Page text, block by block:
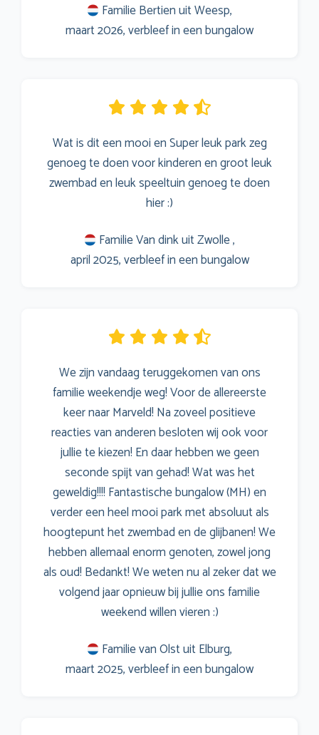
Familie Bertien uit Weesp,
maart 2026, verbleef in een bungalow
Wat is dit een mooi en Super leuk park zeg
genoeg te doen voor kinderen en groot leuk
zwembad en leuk speeltuin genoeg te doen
hier :)
Familie Van dink uit Zwolle ,
april 2025, verbleef in een bungalow
We zijn vandaag teruggekomen van ons
familie weekendje weg! Voor de allereerste
keer naar Marveld! Na zoveel positieve
reacties van anderen besloten wij ook voor
jullie te kiezen! En daar hebben we geen
seconde spijt van gehad! Wat was het
geweldig!!!! Fantastische bungalow (MH) en
verder een heel mooi park met absoluut als
hoogtepunt het zwembad en de glijbanen! We
hebben allemaal enorm genoten, zowel jong
als oud! Bedankt! We weten nu al zeker dat we
volgend jaar opnieuw bij jullie ons familie
weekend willen vieren :)
Familie van Olst uit Elburg,
maart 2025, verbleef in een bungalow